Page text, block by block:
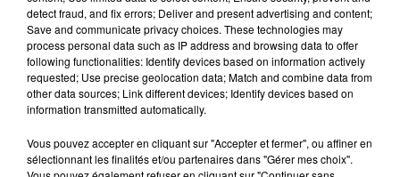
detect fraud, and fix errors; Deliver and present advertising and content;
Save and communicate privacy choices. These technologies may
process personal data such as IP address and browsing data to offer
following functionalities: Identify devices based on information actively
requested; Use precise geolocation data; Match and combine data from
other data sources; Link different devices; Identify devices based on
information transmitted automatically.
Vous pouvez accepter en cliquant sur "Accepter et fermer", ou affiner en
sélectionnant les finalités et/ou partenaires dans "Gérer mes choix".